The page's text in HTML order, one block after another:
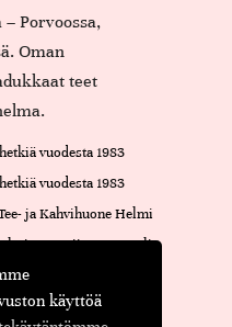
Porvoossa,
Oman
teet
vuodesta 1983
vuodesta 1983
ja Kahvihuone Helmi
Loviisan Kappeli
Helmi
Musta tee
käyttöä